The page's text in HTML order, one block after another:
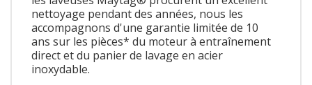
nettoyage pendant des années, nous les
accompagnons d'une garantie limitée de 10
ans sur les pièces* du moteur à entraînement
direct et du panier de lavage en acier
inoxydable.